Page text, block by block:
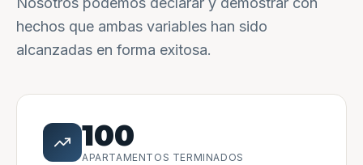
hechos que ambas variables han sido
alcanzadas en forma exitosa.
100
APARTAMENTOS TERMINADOS